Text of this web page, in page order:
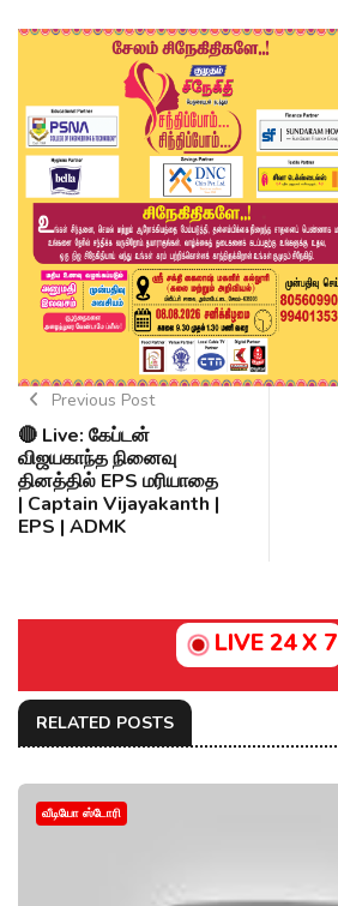
Previous Post
🔴 Live: கேப்டன்
விஜயகாந்த நினைவு
தினத்தில் EPS மரியாதை
| Captain Vijayakanth |
EPS | ADMK
LIVE 24 X 7
RELATED POSTS
வீடியோ ஸ்டோரி